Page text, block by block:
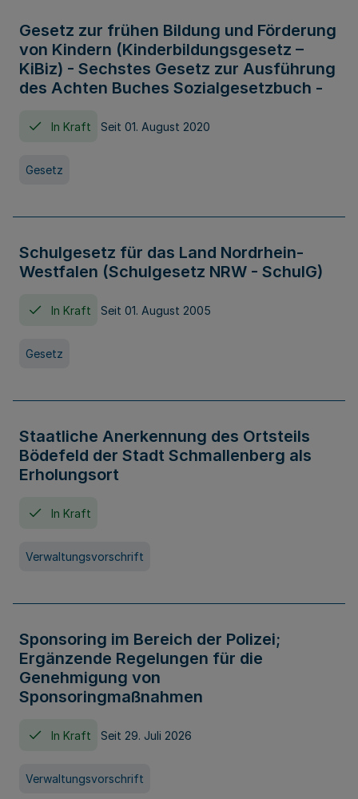
Gesetz zur frühen Bildung und Förderung
von Kindern (Kinderbildungsgesetz –
KiBiz) - Sechstes Gesetz zur Ausführung
des Achten Buches Sozialgesetzbuch -
In Kraft Seit 01. August 2020
Gesetz
Schulgesetz für das Land Nordrhein-
Westfalen (Schulgesetz NRW - SchulG)
In Kraft Seit 01. August 2005
Gesetz
Staatliche Anerkennung des Ortsteils
Bödefeld der Stadt Schmallenberg als
Erholungsort
In Kraft
Verwaltungsvorschrift
Sponsoring im Bereich der Polizei;
Ergänzende Regelungen für die
Genehmigung von
Sponsoringmaßnahmen
In Kraft Seit 29. Juli 2026
Verwaltungsvorschrift